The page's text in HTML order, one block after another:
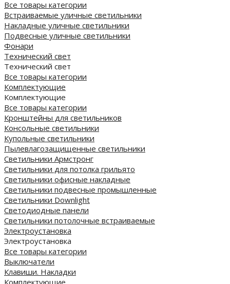
Все товары категории
Встраиваемые уличные светильники
Накладные уличные светильники
Подвесные уличные светильники
Фонари
Технический свет
Технический свет
Все товары категории
Комплектующие
Комплектующие
Все товары категории
Кронштейны для светильников
Консольные светильники
Купольные светильники
Пылевлагозащищенные светильники
Светильники Армстронг
Светильники для потолка грильято
Светильники офисные накладные
Светильники подвесные промышленные
Светильники Downlight
Светодиодные панели
Cветильники потолочные встраиваемые
Электроустановка
Электроустановка
Все товары категории
Выключатели
Клавиши. Накладки